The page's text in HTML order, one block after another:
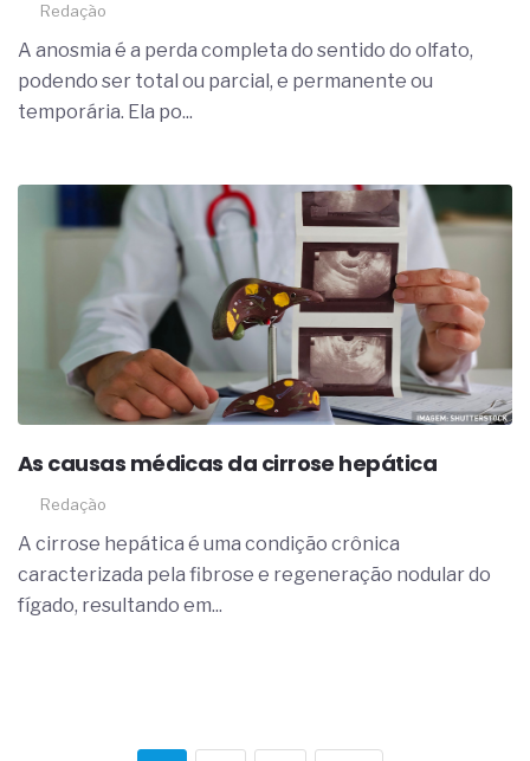
Redação
A anosmia é a perda completa do sentido do olfato,
podendo ser total ou parcial, e permanente ou
temporária. Ela po...
As causas médicas da cirrose hepática
Redação
A cirrose hepática é uma condição crônica
caracterizada pela fibrose e regeneração nodular do
fígado, resultando em...